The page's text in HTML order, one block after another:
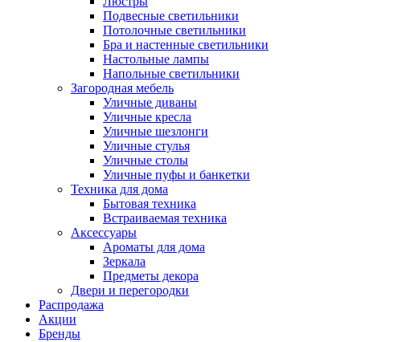
Подвесные светильники
Потолочные светильники
Бра и настенные светильники
Настольные лампы
Напольные светильники
Загородная мебель
Уличные диваны
Уличные кресла
Уличные шезлонги
Уличные стулья
Уличные столы
Уличные пуфы и банкетки
Техника для дома
Бытовая техника
Встраиваемая техника
Аксессуары
Ароматы для дома
Зеркала
Предметы декора
Двери и перегородки
Распродажа
Акции
Бренды